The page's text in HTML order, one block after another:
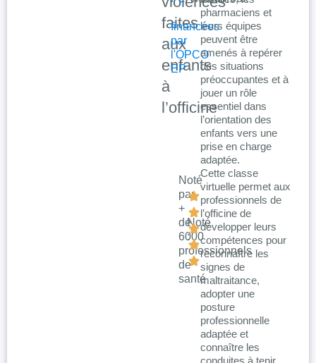
faites
aux
enfants
à
l’officine
financées
par
l'OPCO
EP
Noté
par
+
de
6000
professionnels
de
santé
Noté
:
pharmaciens et
leurs équipes
peuvent être
amenés à repérer
des situations
préoccupantes et à
jouer un rôle
essentiel dans
l’orientation des
enfants vers une
prise en charge
adaptée.
Cette classe
virtuelle permet aux
professionnels de
l’officine de
développer leurs
compétences pour
reconnaître les
signes de
maltraitance,
adopter une
posture
professionnelle
adaptée et
connaître les